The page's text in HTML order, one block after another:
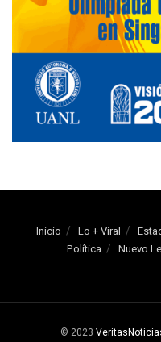
Inicio Lo + Viral
Política
Nuevo
© 2023